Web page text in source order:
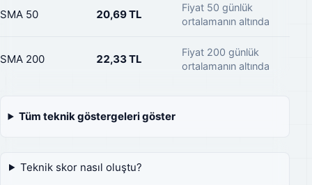
SMA 50 20,69 TL
Fiyat 50 günlük
ortalamanın altında
SMA 200 22,33 TL
Fiyat 200 günlük
ortalamanın altında
Tüm teknik göstergeleri göster
Teknik skor nasıl oluştu?